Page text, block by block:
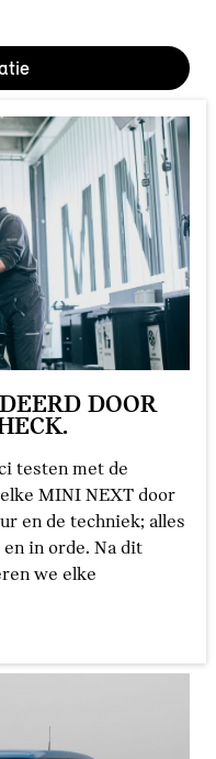
DOOR
testen met de
MINI NEXT door
en de techniek; alles
in orde. Na dit
we elke